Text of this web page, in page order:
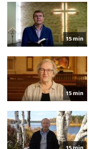
15 min
15 min